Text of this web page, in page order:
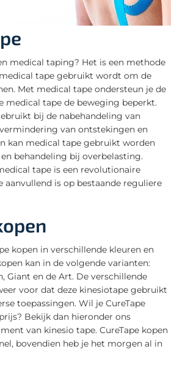
medical taping? Het is een methode
tape gebruikt wordt om de
Met medical tape ondersteun je de
medical tape de beweging beperkt.
bij de nabehandeling van
van ontstekingen en
kan medical tape gebruikt worden
behandeling bij overbelasting.
tape is een revolutionaire
aanvullend is op bestaande reguliere
kopen in verschillende kleuren en
kan in de volgende varianten:
Giant en de Art. De verschillende
voor dat deze kinesiotape gebruikt
toepassingen. Wil je CureTape
Bekijk dan hieronder ons
van kinesio tape. CureTape kopen
bovendien heb je het morgen al in